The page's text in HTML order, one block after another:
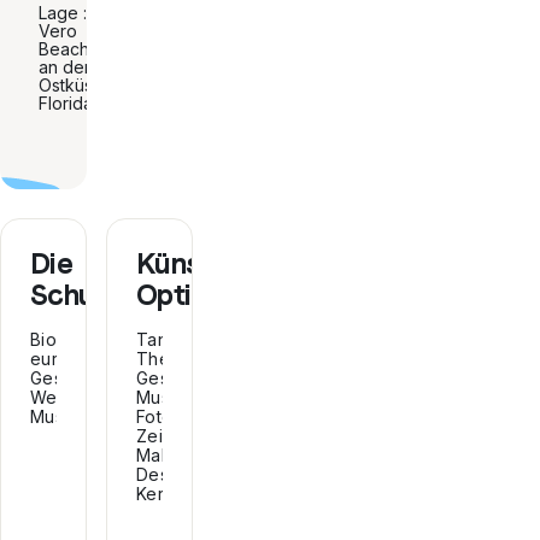
Lage : in
Vero
Beach
an der
Ostküste
Floridas
Die
Schulfächer
Biologie,
europäische
Geschichte,
Weltgeschichte,
Musiktheorie...
Künstlerische
Optionen:
Tanz,
Theater,
Gesang,
Musik,
Fotografie,
Zeichnen,
Malerei,
Design,
Keramik...